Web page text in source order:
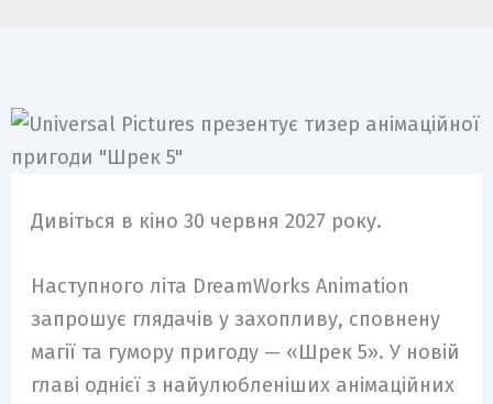
Дивіться в кіно 30 червня 2027 року.
Наступного літа DreamWorks Animation
запрошує глядачів у захопливу, сповнену
магії та гумору пригоду — «Шрек 5». У новій
главі однієї з найулюбленіших анімаційних